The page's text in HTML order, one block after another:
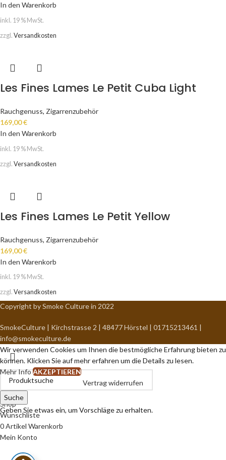
In den Warenkorb
inkl. 19 % MwSt.
zzgl. Versandkosten
Les Fines Lames Le Petit Cuba Light
Rauchgenuss, Zigarrenzubehör
169,00€
In den Warenkorb
inkl. 19 % MwSt.
zzgl. Versandkosten
Les Fines Lames Le Petit Yellow
Rauchgenuss, Zigarrenzubehör
169,00€
In den Warenkorb
inkl. 19 % MwSt.
zzgl. Versandkosten
Copyright by Smoke Culture in 2022
SmokeCulture | Kirchstrasse 2 | 48477 Hörstel | 01715213461 |
info@smokeculture.de
Suche
Geben Sie etwas ein, um Vorschläge zu erhalten.
Wir verwenden Cookies um Ihnen die bestmögliche Erfahrung bieten zu
können. Klicken Sie auf mehr erfahren um die Details zu lesen.
Mehr InfoAKZEPTIEREN
Vertrag widerrufen
Shop
Wunschliste
0Artikel Warenkorb
Mein Konto